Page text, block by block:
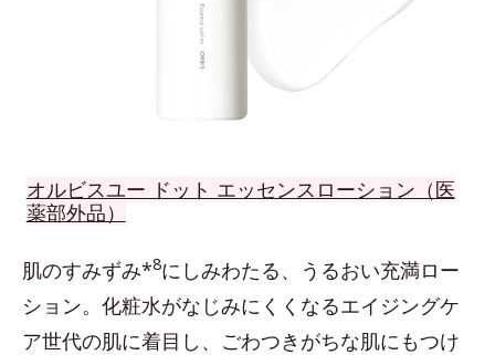
オルビスユー ドット エッセンスローション（医
薬部外品）
肌のすみずみ*8にしみわたる、うるおい充満ロー
ション。化粧水がなじみにくくなるエイジングケ
ア世代の肌に着目し、ごわつきがちな肌にもつけ